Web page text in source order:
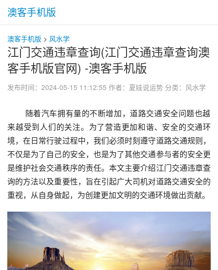
澳客手机版
澳客手机版 > 风水学
江门交通违章查询(江门交通违章查询澳
客手机版官网) -澳客手机版
发布时间：2024-05-15 11:12:55 作者：夏娃说运势 分类： 风水学
来越受到人们的关注。为了营造更加和谐、安全的交通环
境，在日常行驶过程中，我们必须时刻遵守道路交通规则，
不仅是为了自己的安全，也是为了其他交通参与者的安全更
是维护社会交通秩序的责任。本文主要介绍江门交通违章查
询的方法以及重要性，旨在引起广大司机对道路交通安全的
重视，从自身做起，为创建更加文明的交通环境做出贡献。